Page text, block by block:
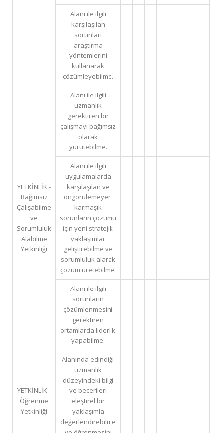
Alanı ile ilgili
karşılaşılan
sorunları
araştırma
yöntemlerini
kullanarak
çözümleyebilme.
YETKİNLİK -
Bağımsız
Çalışabilme
ve
Sorumluluk
Alabilme
Yetkinliği
Alanı ile ilgili
uzmanlık
gerektiren bir
çalışmayı bağımsız
olarak
yürütebilme.
Alanı ile ilgili
uygulamalarda
karşılaşılan ve
öngörülemeyen
karmaşık
sorunların çözümü
için yeni stratejik
yaklaşımlar
geliştirebilme ve
sorumluluk alarak
çözüm üretebilme.
Alanı ile ilgili
sorunların
çözümlenmesini
gerektiren
ortamlarda liderlik
yapabilme.
YETKİNLİK -
Öğrenme
Yetkinliği
Alanında edindiği
uzmanlık
düzeyindeki bilgi
ve becerileri
eleştirel bir
yaklaşımla
değerlendirebilme